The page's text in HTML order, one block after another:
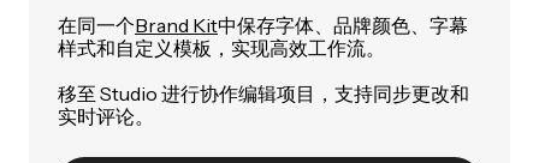
在同一个Brand Kit中保存字体、品牌颜色、字幕
样式和自定义模板，实现高效工作流。
移至 Studio 进行协作编辑项目，支持同步更改和
实时评论。